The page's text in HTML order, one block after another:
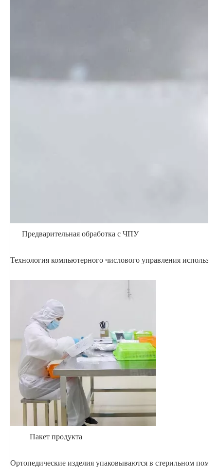
Предварительная обработка с ЧПУ
Технология компьютерного числового управления
Пакет продукта
Ортопедические изделия упаковываются в стерильном